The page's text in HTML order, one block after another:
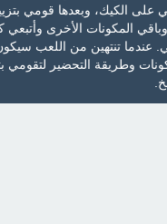
الكيك، وبعدها قومي
وباقي المكونات الأخرى
عندما تنتهين من اللعب
وطريقة التحضير